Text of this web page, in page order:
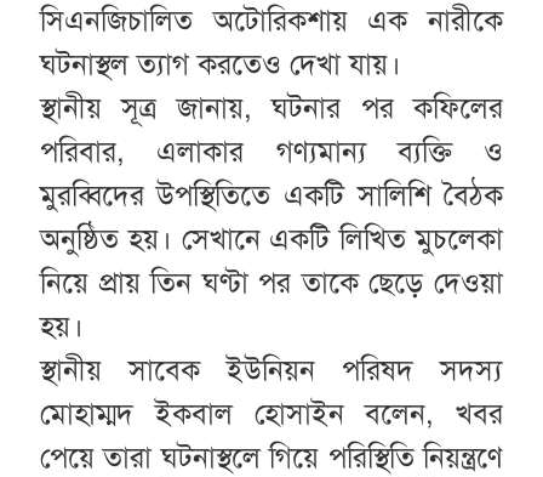
সিএনজিচালিত অটোরিকশায় এক নারীকে
ঘটনাস্থল ত্যাগ করতেও দেখা যায়।
স্থানীয় সূত্র জানায়, ঘটনার পর কফিলের
পরিবার, এলাকার গণ্যমান্য ব্যক্তি ও
মুরব্বিদের উপস্থিতিতে একটি সালিশি বৈঠক
অনুষ্ঠিত হয়। সেখানে একটি লিখিত মুচলেকা
নিয়ে প্রায় তিন ঘণ্টা পর তাকে ছেড়ে দেওয়া
হয়।
স্থানীয় সাবেক ইউনিয়ন পরিষদ সদস্য
মোহাম্মদ ইকবাল হোসাইন বলেন, খবর
পেয়ে তারা ঘটনাস্থলে গিয়ে পরিস্থিতি নিয়ন্ত্রণে